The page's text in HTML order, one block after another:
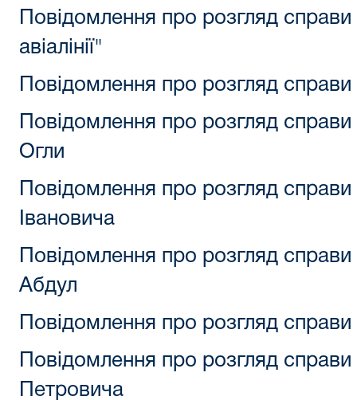
Повідомлення про розгляд
авіалінії"
Повідомлення про розгляд
Повідомлення про розгляд
Огли
Повідомлення про розгляд
Івановича
Повідомлення про розгляд
Абдул
Повідомлення про розгляд
Повідомлення про розгляд
Петровича